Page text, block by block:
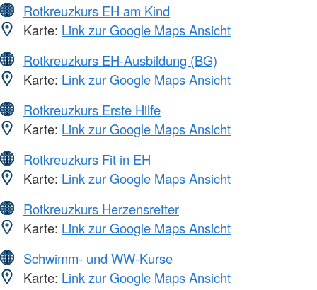
Rotkreuzkurs EH am Kind
Karte: Link zur Google Maps Ansicht
Rotkreuzkurs EH-Ausbildung (BG)
Karte: Link zur Google Maps Ansicht
Rotkreuzkurs Erste Hilfe
Karte: Link zur Google Maps Ansicht
Rotkreuzkurs Fit in EH
Karte: Link zur Google Maps Ansicht
Rotkreuzkurs Herzensretter
Karte: Link zur Google Maps Ansicht
Schwimm- und WW-Kurse
Karte: Link zur Google Maps Ansicht